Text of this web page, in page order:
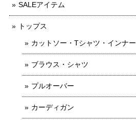
SALEアイテム
トップス
カットソー・Tシャツ・インナー
ブラウス・シャツ
プルオーバー
カーディガン